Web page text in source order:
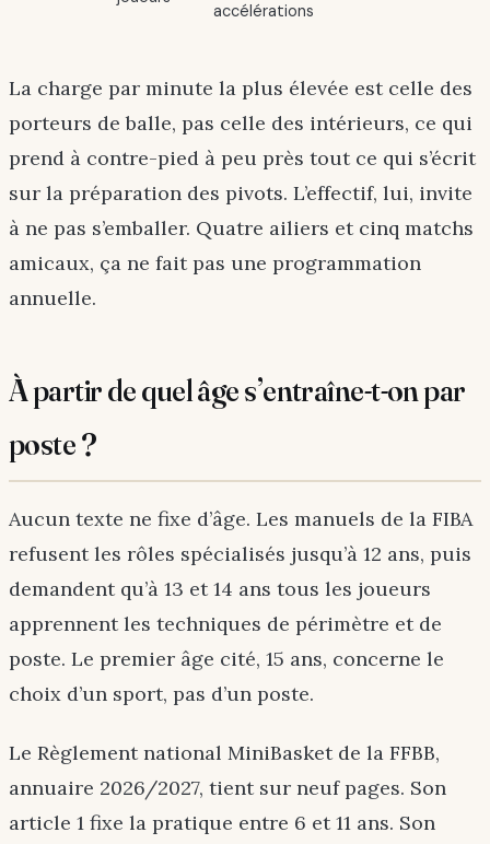
accélérations
La charge par minute la plus élevée est celle des
porteurs de balle, pas celle des intérieurs, ce qui
prend à contre-pied à peu près tout ce qui s’écrit
sur la préparation des pivots. L’effectif, lui, invite
à ne pas s’emballer. Quatre ailiers et cinq matchs
amicaux, ça ne fait pas une programmation
annuelle.
À partir de quel âge s’entraîne-t-on par
poste ?
Aucun texte ne fixe d’âge. Les manuels de la FIBA
refusent les rôles spécialisés jusqu’à 12 ans, puis
demandent qu’à 13 et 14 ans tous les joueurs
apprennent les techniques de périmètre et de
poste. Le premier âge cité, 15 ans, concerne le
choix d’un sport, pas d’un poste.
Le Règlement national MiniBasket de la FFBB,
annuaire 2026/2027, tient sur neuf pages. Son
article 1 fixe la pratique entre 6 et 11 ans. Son